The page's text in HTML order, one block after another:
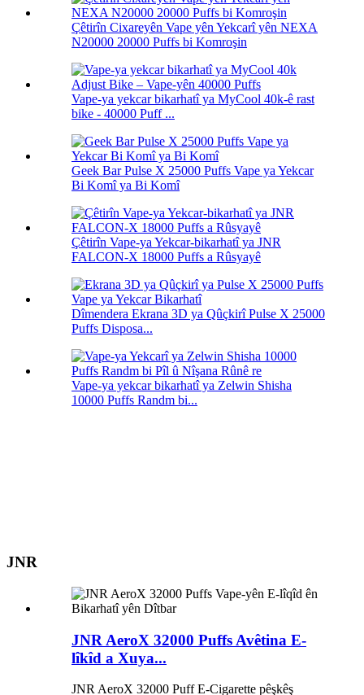
Çêtirîn Cixareyên Vape yên Yekcarî yên NEXA
N20000 20000 Puffs bi Komroşin
Vape-ya yekcar bikarhatî ya MyCool 40k-ê rast
bike - 40000 Puff ...
Geek Bar Pulse X 25000 Puffs Vape ya Yekcar
Bi Komî ya Bi Komî
Çêtirîn Vape-ya Yekcar-bikarhatî ya JNR
FALCON-X 18000 Puffs a Rûsyayê
Dîmendera Ekrana 3D ya Qûçkirî Pulse X 25000
Puffs Disposa...
Vape-ya yekcar bikarhatî ya Zelwin Shisha
10000 Puffs Randm bi...
JNR
JNR AeroX 32000 Puffs Avêtina E-
lîkîd a Xuya...
JNR AeroX 32000 Puff E-Cigarette pêşkêş